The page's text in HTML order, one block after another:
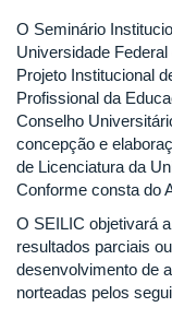
O Seminário
Universidade
Projeto Institucional
Profissional da
Conselho
concepção e
de Licenciatura da
Conforme consta do
O SEILIC objetivará
resultados parciais
desenvolvimento de
norteadas pelos